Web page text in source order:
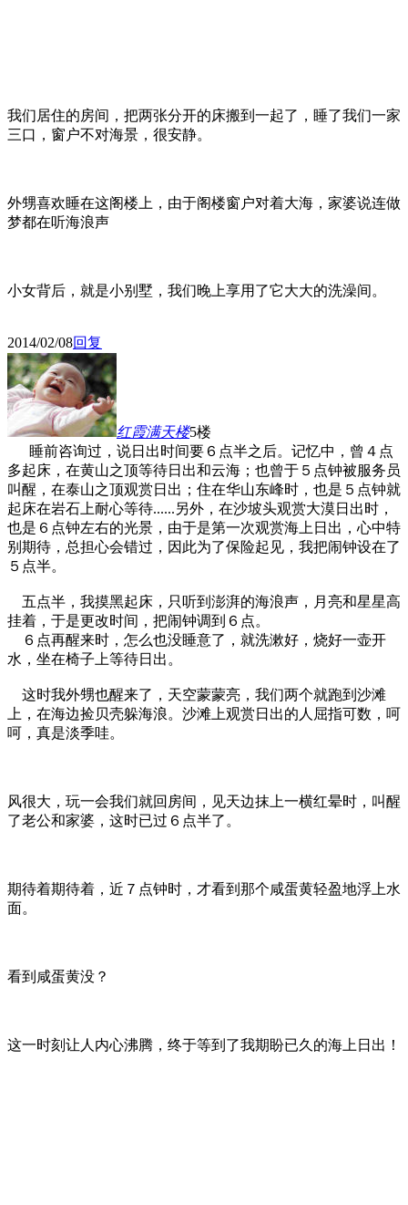
我们居住的房间，把两张分开的床搬到一起了，睡了我们一家
三口，窗户不对海景，很安静。
外甥喜欢睡在这阁楼上，由于阁楼窗户对着大海，家婆说连做
梦都在听海浪声
小女背后，就是小别墅，我们晚上享用了它大大的洗澡间。
2014/02/08回复
红霞满天楼5楼
睡前咨询过，说日出时间要６点半之后。记忆中，曾４点
多起床，在黄山之顶等待日出和云海；也曾于５点钟被服务员
叫醒，在泰山之顶观赏日出；住在华山东峰时，也是５点钟就
起床在岩石上耐心等待......另外，在沙坡头观赏大漠日出时，
也是６点钟左右的光景，由于是第一次观赏海上日出，心中特
别期待，总担心会错过，因此为了保险起见，我把闹钟设在了
５点半。
五点半，我摸黑起床，只听到澎湃的海浪声，月亮和星星高
挂着，于是更改时间，把闹钟调到６点。
６点再醒来时，怎么也没睡意了，就洗漱好，烧好一壶开
水，坐在椅子上等待日出。
这时我外甥也醒来了，天空蒙蒙亮，我们两个就跑到沙滩
上，在海边捡贝壳躲海浪。沙滩上观赏日出的人屈指可数，呵
呵，真是淡季哇。
风很大，玩一会我们就回房间，见天边抹上一横红晕时，叫醒
了老公和家婆，这时已过６点半了。
期待着期待着，近７点钟时，才看到那个咸蛋黄轻盈地浮上水
面。
看到咸蛋黄没？
这一时刻让人内心沸腾，终于等到了我期盼已久的海上日出！